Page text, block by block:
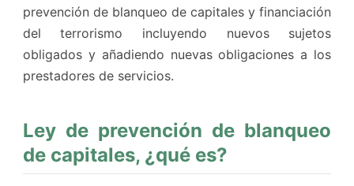
prevención de blanqueo de capitales y financiación
del terrorismo incluyendo nuevos sujetos
obligados y añadiendo nuevas obligaciones a los
prestadores de servicios.
Ley de prevención de blanqueo
de capitales, ¿qué es?